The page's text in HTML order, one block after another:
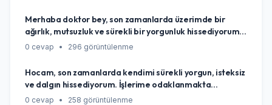
oysa. Acaba yaşlanıyor muyum diye düşünmekten
kendimi alamıyorum, yoksa bu durum testosteron
seviyemle mi alakalı olabilir?
Merhaba doktor bey, son zamanlarda üzerimde bir
ağırlık, mutsuzluk ve sürekli bir yorgunluk hissediyorum.
Sabahları yataktan kalkmak bile zor geliyor. İşimi,
boşluktayım. Bu sadece dönemsel bir stres midir, yoksa
altta yatan daha ciddi bir problem mi olabilir,
endişeleniyorum?
0 cevap • 296 görüntülenme
Hocam, son zamanlarda kendimi sürekli yorgun, isteksiz
ve dalgın hissediyorum. İşlerime odaklanmakta
zorlanıyorum, eskisi gibi motive değilim. Çoğu kişi
0 cevap • 258 görüntülenme